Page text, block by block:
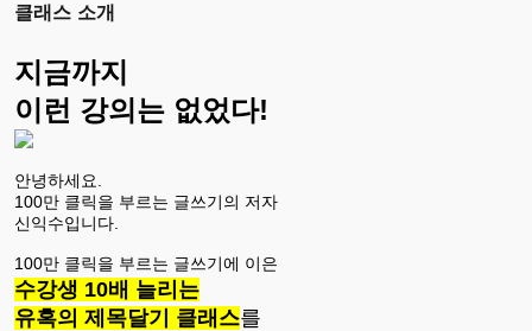
클래스 소개
지금까지
이런 강의는 없었다!
안녕하세요.
100만 클릭을 부르는 글쓰기의 저자
신익수입니다.
100만 클릭을 부르는 글쓰기에 이은
수강생 10배 늘리는
유혹의 제목달기 클래스를